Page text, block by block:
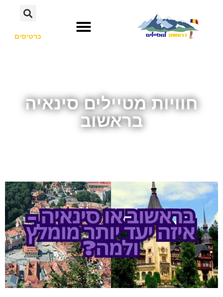
כרטיסים
חוויות מטיילים סינאיה
בראשוב